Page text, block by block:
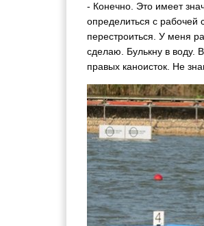
- Конечно. Это имеет
определиться с рабочей
перестроиться. У меня
сделаю. Булькну в воду.
правых каноисток. Не